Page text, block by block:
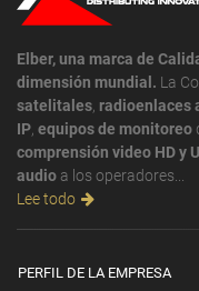
Elber, una marca de
dimensión mundial. La
satelitales radioenlaces
IP equipos de monitoreo
comprensión video HD y
audio a los operadores...
Lee todo
PERFIL DE LA EMPRESA